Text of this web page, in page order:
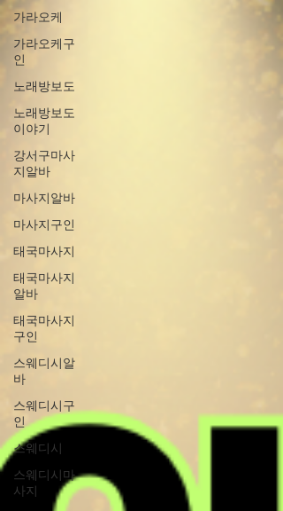
가라오케
가라오케구
인
노래방보도
노래방보도
이야기
강서구마사
지알바
마사지알바
마사지구인
태국마사지
태국마사지
알바
태국마사지
구인
스웨디시알
바
스웨디시구
인
스웨디시
스웨디시마
사지